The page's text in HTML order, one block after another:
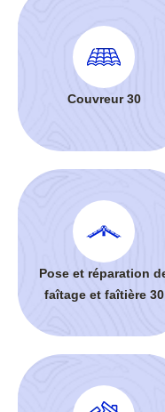
Couvreur 30
Pose et réparation
faîtage et faîtière 30